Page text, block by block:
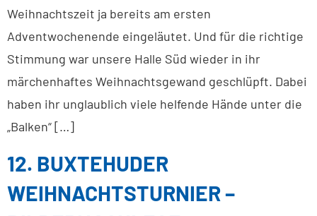
Weihnachtszeit ja bereits am ersten
Adventwochenende eingeläutet. Und für die richtige
Stimmung war unsere Halle Süd wieder in ihr
märchenhaftes Weihnachtsgewand geschlüpft. Dabei
haben ihr unglaublich viele helfende Hände unter die
„Balken“ […]
12. BUXTEHUDER
WEIHNACHTSTURNIER –